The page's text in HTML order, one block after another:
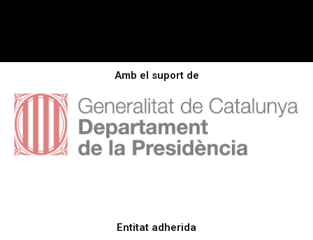
Amb el suport de
Entitat adherida